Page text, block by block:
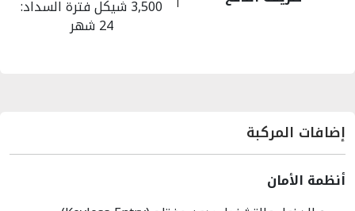
3,500 شيكل فترة السداد:
24 شهر
إضافات المركبة
أنظمة الأمان